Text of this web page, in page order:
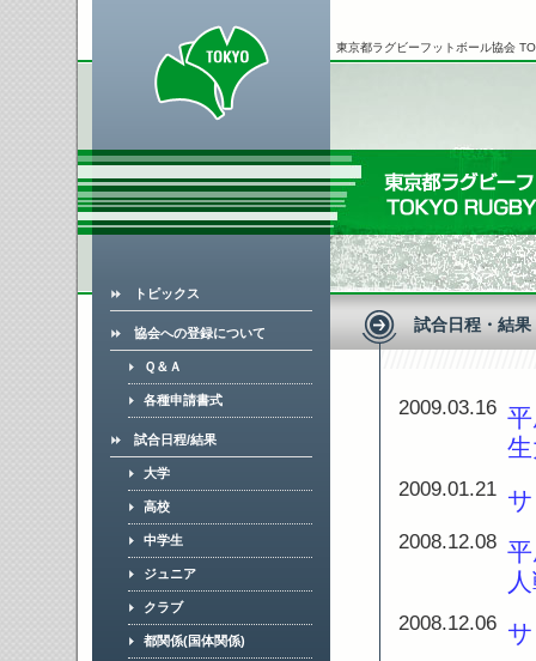
トピックス
協会への登録について
Ｑ＆Ａ
各種申請書式
試合日程/結果
大学
高校
中学生
ジュニア
クラブ
都関係(国体関係)
東京都ラグビーフットボール協会
試合日程・結果
2009.03.16
2009.01.21
2008.12.08
2008.12.06